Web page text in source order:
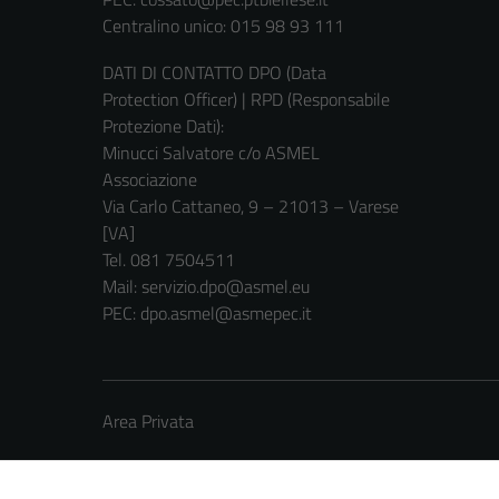
Centralino unico: 015 98 93 111
DATI DI CONTATTO DPO (Data
Protection Officer) | RPD (Responsabile
Protezione Dati):
Minucci Salvatore c/o ASMEL
Associazione
Via Carlo Cattaneo, 9 – 21013 – Varese
[VA]
Tel. 081 7504511
Mail: servizio.dpo@asmel.eu
PEC: dpo.asmel@asmepec.it
Area Privata